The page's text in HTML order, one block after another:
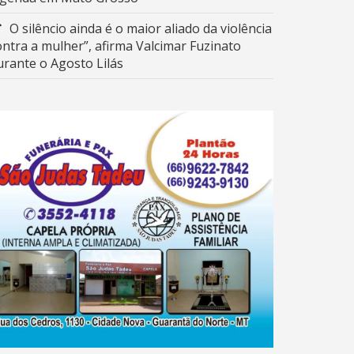
O silêncio ainda é o maior aliado da violência
a mulher”, afirma Valcimar Fuzinato
o Agosto Lilás